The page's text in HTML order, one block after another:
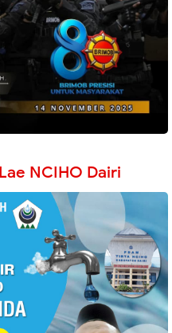
NCIHO Dairi